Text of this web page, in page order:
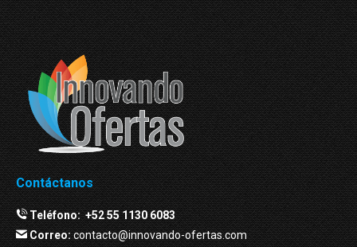
Contáctanos
Teléfono:+52 55 1130 6083
Correo:contacto@innovando-ofertas.com